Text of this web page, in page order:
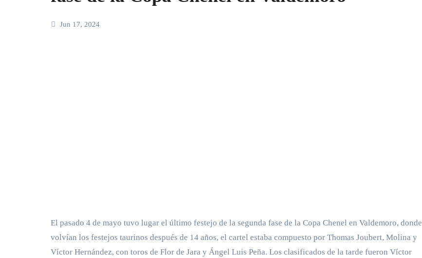
Jun 17, 2024
El pasado 4 de mayo tuvo lugar el último festejo de la segunda fase de la Copa Chenel en Valdemoro, donde
volvían los festejos taurinos después de 14 años, el cartel estaba compuesto por Thomas Joubert, Molina y
Víctor Hernández, con toros de Flor de Jara y Ángel Luis Peña. Los clasificados de la tarde fueron Víctor